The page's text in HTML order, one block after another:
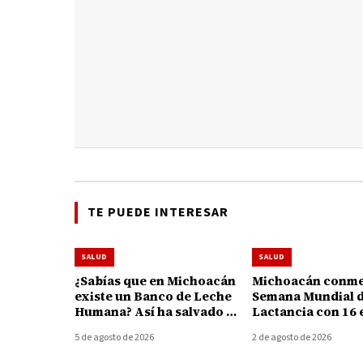
TE PUEDE INTERESAR
SALUD
¿Sabías que en Michoacán
existe un Banco de Leche
Humana? Así ha salvado y
bebés
5 de agosto de 2026
SALUD
Michoacán
Semana Mundial
Lactancia con 16
2 de agosto de 2026